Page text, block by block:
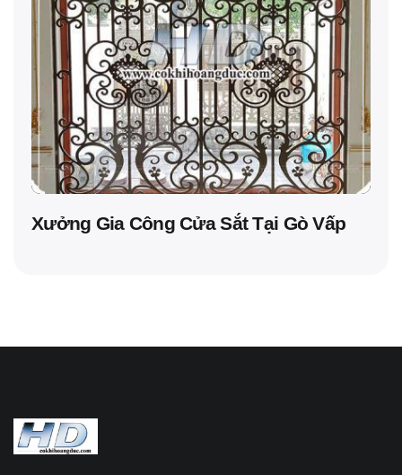
Xưởng Gia Công Cửa Sắt Tại Gò Vấp